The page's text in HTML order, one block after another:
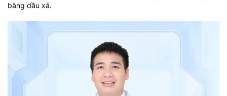
bằng dầu xả.